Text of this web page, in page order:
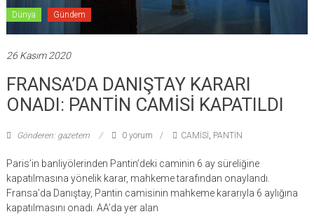
Dünya Gündem
26 Kasım 2020
FRANSA’DA DANIŞTAY KARARI
ONADI: PANTİN CAMİSİ KAPATILDI
Gönderen: gazetem 0 yorum CAMİSİ, PANTİN
Paris’in banliyölerinden Pantin’deki caminin 6 ay süreliğine
kapatılmasına yönelik karar, mahkeme tarafından onaylandı.
Fransa’da Danıştay, Pantin camisinin mahkeme kararıyla 6 aylığına
kapatılmasını onadı. AA’da yer alan